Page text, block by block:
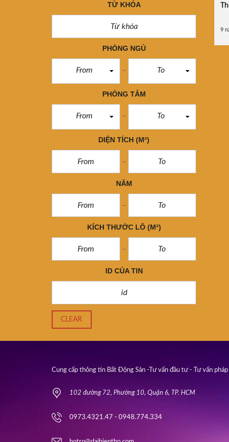
TỪ KHÓA
PHÒNG NGỦ
From To
PHÒNG TẮM
From To
DIỆN TÍCH (M²)
NĂM
KÍCH THƯỚC LÔ (M²)
ID CỦA TIN
CLEAR
9
Cung cấp thông tin Bất Động Sản -Tư vấn đầu tư - Tư vấn
102 đường 72, Phường 10, Quận 6, TP. HCM
0973.4321.47 - 0948.774.334